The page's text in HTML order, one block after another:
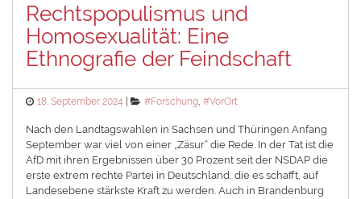
Rechtspopulismus und
Homosexualität: Eine
Ethnografie der Feindschaft
Posted
18. September 2024 Categories
#Forschung,#VorOrt
Nach den Landtagswahlen in Sachsen und Thüringen Anfang
September war viel von einer „Zäsur“ die Rede. In der Tat ist die
AfD mit ihren Ergebnissen über 30 Prozent seit der NSDAP die
erste extrem rechte Partei in Deutschland, die es schafft, auf
Landesebene stärkste Kraft zu werden. Auch in Brandenburg